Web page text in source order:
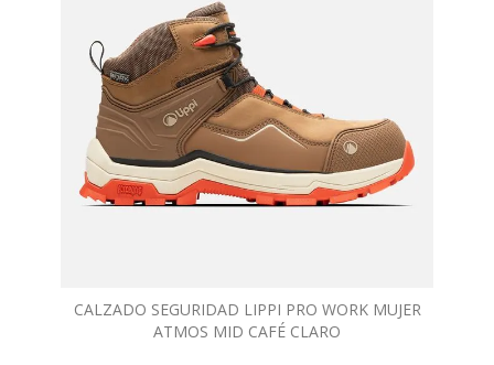
CALZADO SEGURIDAD LIPPI PRO WORK MUJER
ATMOS MID CAFÉ CLARO